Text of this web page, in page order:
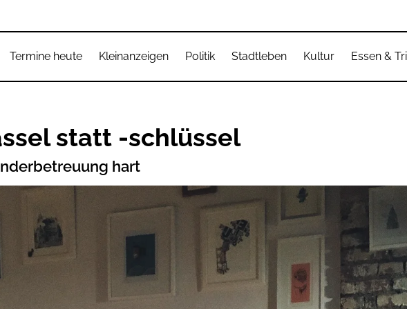
Termine heute Kleinanzeigen Politik Stadtleben Kultur Essen &
statt -schlüssel
hart